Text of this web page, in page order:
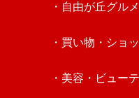
・自由が丘グルメ
・買い物・ショ
・美容・ビュー